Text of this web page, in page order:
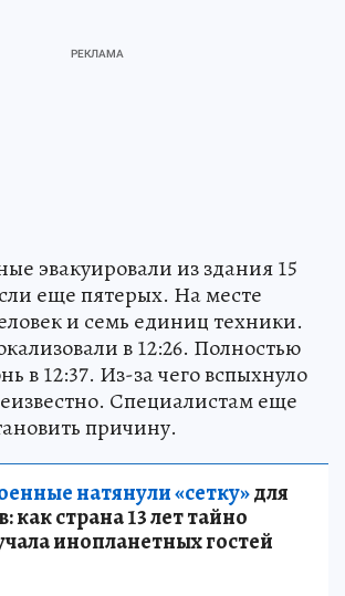
эвакуировали из здания 15
еще пятерых. На месте
и семь единиц техники.
в 12:26. Полностью
в 12:37. Из-за чего вспыхнуло
Специалистам еще
причину.
натянули «сетку»для
страна 13 лет тайно
инопланетных гостей